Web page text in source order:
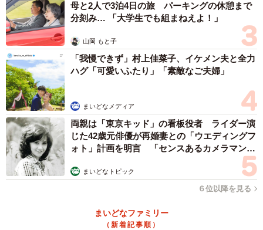
母と2人で3泊4日の旅 パーキングの休憩まで
分刻み… 「大学生でも組まねえよ！」
山岡 もと子
「我慢できず」村上佳菜子、イケメン夫と全力
ハグ「可愛いふたり」「素敵なご夫婦」
まいどなメディア
両親は「東京キッド」の看板役者 ライダー演
じた42歳元俳優が再婚妻との「ウエディングフ
ォト」計画を明言 「センスあるカメラマン求
まいどなトピック
６位以降を見る
まいどなファミリー
（新着記事順）